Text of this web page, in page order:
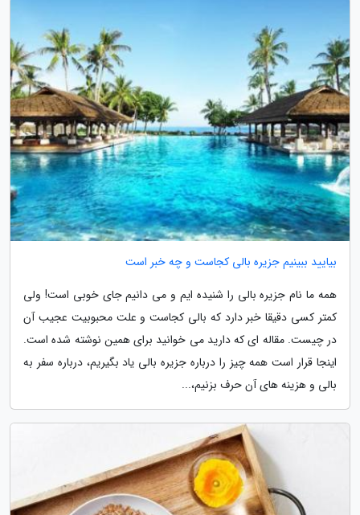
بیایید ببینیم جزیره بالی کجاست و چه خبر است
همه ما نام جزیره بالی را شنیده ایم و می دانیم جای خوبی است! ولی
کمتر کسی دقیقا خبر دارد که بالی کجاست و علت محبوبیت عجیب آن
در چیست. مقاله ای که دارید می خوانید برای همین نوشته شده است.
اینجا قرار است همه چیز را درباره جزیره بالی یاد بگیریم، درباره سفر به
بالی و هزینه های آن حرف بزنیم،...